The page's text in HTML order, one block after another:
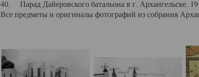
40. Парад Дайеровского батальона в г. Архангельске.
Все предметы и оригиналы фотографий из собрания